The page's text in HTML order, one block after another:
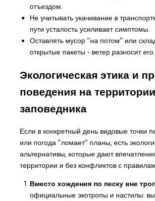
отъездом.
Не учитывать укачивание в
пути усталость усиливает симптомы.
Оставлять мусор "на потом" или
открытые пакеты - ветер разносит
Экологическая этика и
поведения на территории
заповедника
Если в конкретный день видовые точки
или погода "ломает" планы, есть
альтернативы, которые дают
территории и без конфликтов с
Вместо хождения по песку вне
официальные экотропы и настилы: